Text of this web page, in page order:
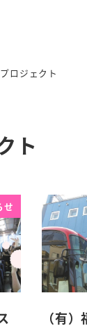
ロジェクト
ト
せ
（有